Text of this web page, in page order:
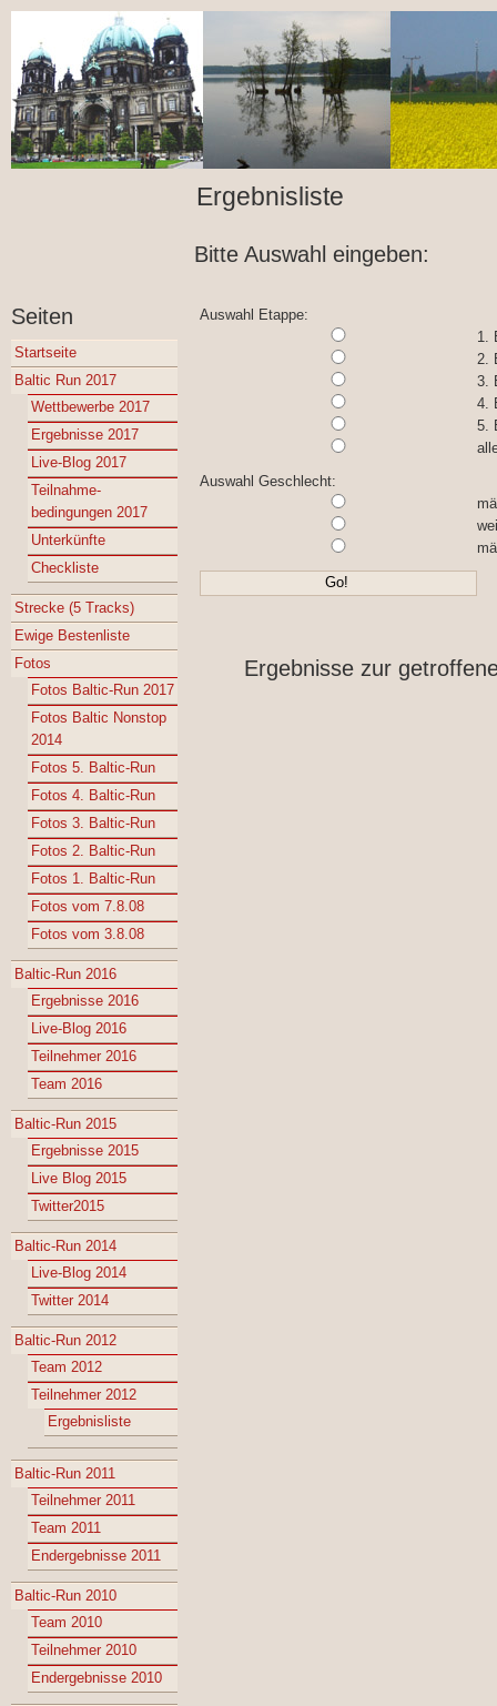
Seiten
Startseite
Baltic Run 2017
Wettbewerbe 2017
Ergebnisse 2017
Live-Blog 2017
Teilnahme-
bedingungen 2017
Unterkünfte
Checkliste
Strecke (5 Tracks)
Ewige Bestenliste
Fotos
Fotos Baltic-Run 2017
Fotos Baltic Nonstop
2014
Fotos 5. Baltic-Run
Fotos 4. Baltic-Run
Fotos 3. Baltic-Run
Fotos 2. Baltic-Run
Fotos 1. Baltic-Run
Fotos vom 7.8.08
Fotos vom 3.8.08
Baltic-Run 2016
Ergebnisse 2016
Live-Blog 2016
Teilnehmer 2016
Team 2016
Baltic-Run 2015
Ergebnisse 2015
Live Blog 2015
Twitter2015
Baltic-Run 2014
Live-Blog 2014
Twitter 2014
Baltic-Run 2012
Team 2012
Teilnehmer 2012
Ergebnisliste
Baltic-Run 2011
Teilnehmer 2011
Team 2011
Endergebnisse 2011
Baltic-Run 2010
Team 2010
Teilnehmer 2010
Endergebnisse 2010
Ergebnisliste
Bitte Auswahl eingeben:
Auswahl Etappe:
1.
2.
3.
4.
5.
Auswahl Geschlecht:
Ergebnisse zur